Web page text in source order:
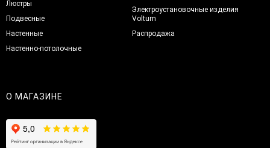
Люстры
Подвесные
Настенные
Настенно-потолочные
Электроустановочные изделия
Voltum
Распродажа
О МАГАЗИНЕ